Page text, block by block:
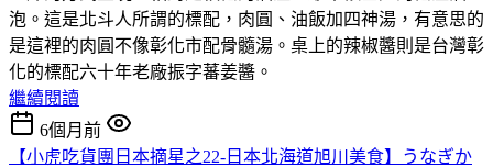
泡。這是北斗人所謂的標配，肉圓、油飯加四神湯，有意思的
是這裡的肉圓不像彰化市配骨髓湯。桌上的辣椒醬則是台灣彰
化的標配六十年老廠振字蕃姜醬。
繼續閱讀
6個月前
【小虎吃貨團日本摘星之22-日本北海道旭川美食】うなぎか